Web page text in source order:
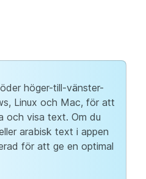
höger-till-vänster-
Linux och Mac, för att
och visa text. Om du
arabisk text i appen
för att ge en optimal